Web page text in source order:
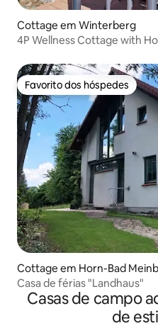
Cottage em Winterberg
4P Wellness Cottage with
Favorito dos hóspedes
Favorito dos hóspedes
Cottage em Horn-Bad
Casa de férias "Landhaus"
Casas de campo
de